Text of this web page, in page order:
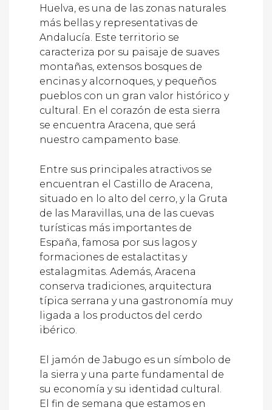
Huelva, es una de las zonas naturales
más bellas y representativas de
Andalucía. Este territorio se
caracteriza por su paisaje de suaves
montañas, extensos bosques de
encinas y alcornoques, y pequeños
pueblos con un gran valor histórico y
cultural. En el corazón de esta sierra
se encuentra Aracena, que será
nuestro campamento base.
Entre sus principales atractivos se
encuentran el Castillo de Aracena,
situado en lo alto del cerro, y la Gruta
de las Maravillas, una de las cuevas
turísticas más importantes de
España, famosa por sus lagos y
formaciones de estalactitas y
estalagmitas. Además, Aracena
conserva tradiciones, arquitectura
típica serrana y una gastronomía muy
ligada a los productos del cerdo
ibérico.
El jamón de Jabugo es un símbolo de
la sierra y una parte fundamental de
su economía y su identidad cultural.
El fin de semana que estamos en